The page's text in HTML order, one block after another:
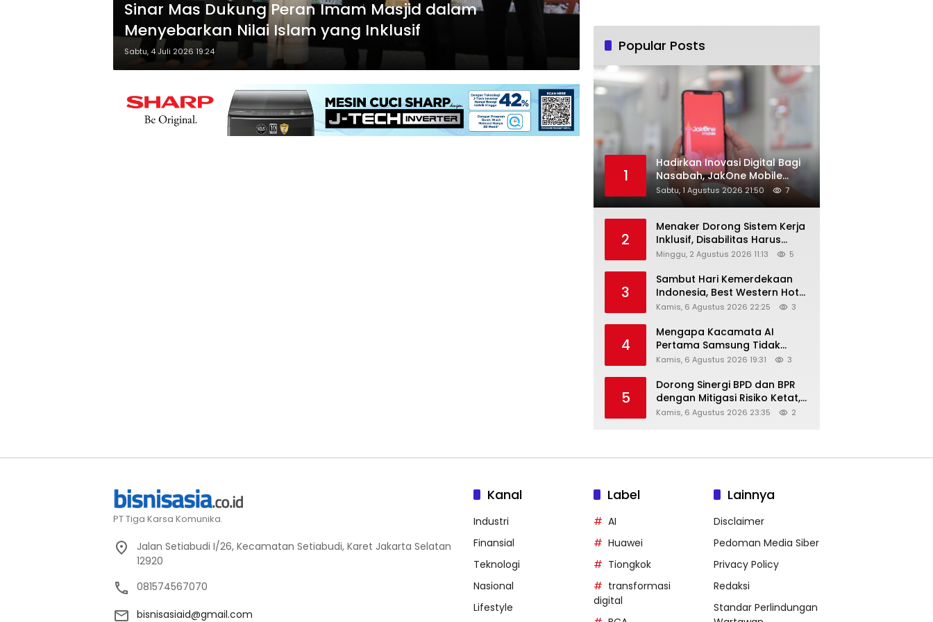
Sinar Mas Dukung Peran Imam Masjid dalam
Menyebarkan Nilai Islam yang Inklusif
Sabtu, 4 Juli 2026 19:24 Popular Posts
1
Hadirkan Inovasi Digital Bagi
Nasabah, JakOne Mobile
Antar Bank Jakarta Sukses
Raih Digital Excellence
Sabtu, 1 Agustus 2026 21:50 7
2
Menaker Dorong Sistem Kerja
Inklusif, Disabilitas Harus
Dapat Kesempatan Setara
Minggu, 2 Agustus 2026 11:13 5
3
Sambut Hari Kemerdekaan
Indonesia, Best Western Hotel
Hadirkan The Freedom Stay
Kamis, 6 Agustus 2026 22:25 3
4
Mengapa Kacamata AI
Pertama Samsung Tidak
Dibekali Layar?
Kamis, 6 Agustus 2026 19:31 3
5
Dorong Sinergi BPD dan BPR
dengan Mitigasi Risiko Ketat,
Ini Penjelasan Ketum
Kamis, 6 Agustus 2026 23:35 2
PT Tiga Karsa Komunika.
Jalan Setiabudi I/26, Kecamatan Setiabudi, Karet Jakarta Selatan
12920
081574567070
bisnisasiaid@gmail.com
Kanal
Industri
Finansial
Teknologi
Nasional
Lifestyle
Label
AI
Huawei
Tiongkok
transformasi
digital
Lainnya
Disclaimer
Pedoman Media Siber
Privacy Policy
Redaksi
Standar Perlindungan